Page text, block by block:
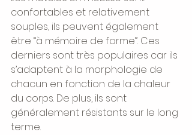
confortables et relativement
souples, ils peuvent également
être “à mémoire de forme”. Ces
derniers sont très populaires car ils
s’adaptent à la morphologie de
chacun en fonction de la chaleur
du corps. De plus, ils sont
généralement résistants sur le long
terme.